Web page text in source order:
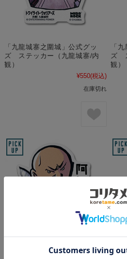
「九龍城寨之圍城」公式グッ
ズ ステッカー（九龍城寨/内
観）
¥550(税込)
在庫切れ
「
ズ
観）
「九龍城寨之圍城」公式グッ
「九